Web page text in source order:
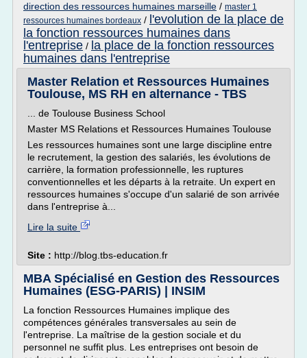
direction des ressources humaines marseille / master 1
ressources humaines bordeaux / l'evolution de la place de
la fonction ressources humaines dans
l'entreprise / la place de la fonction ressources
humaines dans l'entreprise
Master Relation et Ressources Humaines
Toulouse, MS RH en alternance - TBS
... de Toulouse Business School
Master MS Relations et Ressources Humaines Toulouse
Les ressources humaines sont une large discipline entre
le recrutement, la gestion des salariés, les évolutions de
carrière, la formation professionnelle, les ruptures
conventionnelles et les départs à la retraite. Un expert en
ressources humaines s'occupe d'un salarié de son arrivée
dans l'entreprise à...
Lire la suite
Site : http://blog.tbs-education.fr
MBA Spécialisé en Gestion des Ressources
Humaines (ESG-PARIS) | INSIM
La fonction Ressources Humaines implique des
compétences générales transversales au sein de
l'entreprise. La maîtrise de la gestion sociale et du
personnel ne suffit plus. Les entreprises ont besoin de